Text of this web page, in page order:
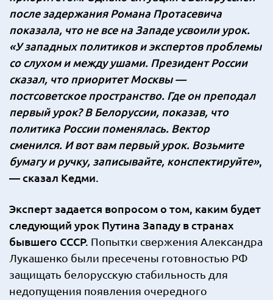
после задержания Романа Протасевича
показала, что не все на Западе усвоили урок.
«У западных политиков и экспертов проблемы
со слухом и между ушами. Президент России
сказал, что приоритет Москвы —
постсоветское пространство. Где он преподал
первый урок? В Белоруссии, показав, что
политика России поменялась. Вектор
сменился. И вот вам первый урок. Возьмите
бумагу и ручку, записывайте, конспектируйте»,
— сказал Кедми.
Эксперт задается вопросом о том, каким будет
следующий урок Путина Западу в странах
бывшего СССР. Попытки свержения Александра
Лукашенко были пресечены готовностью РФ
защищать белорусскую стабильность для
недопущения появления очередного